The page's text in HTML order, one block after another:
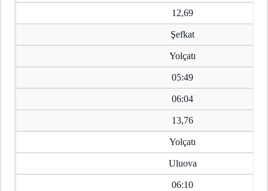
12,69
Şefkat
Yolçatı
05:49
06:04
13,76
Yolçatı
Uluova
06:10